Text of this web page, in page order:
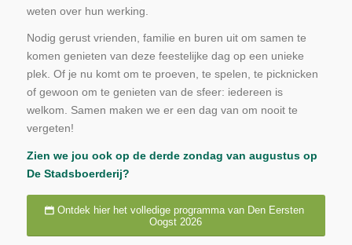
weten over hun werking.
Nodig gerust vrienden, familie en buren uit om samen te
komen genieten van deze feestelijke dag op een unieke
plek. Of je nu komt om te proeven, te spelen, te picknicken
of gewoon om te genieten van de sfeer: iedereen is
welkom. Samen maken we er een dag van om nooit te
vergeten!
Zien we jou ook op de derde zondag van augustus op
De Stadsboerderij?
Ontdek hier het volledige programma van Den Eersten
Oogst 2026